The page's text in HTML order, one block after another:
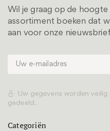
Wil je graag op de
assortiment boeken dat
aan voor onze
Uw gegevens worden
gedeeld.
Categoriën